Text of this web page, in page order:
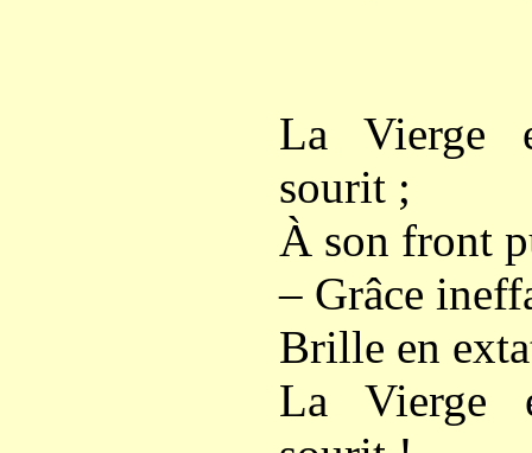
La Vierge
sourit ;
À son front
– Grâce
Brille en
La Vierge